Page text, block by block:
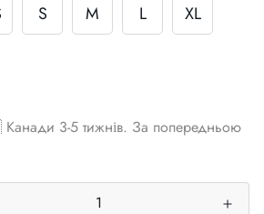
S M L XL
3-5 тижнів. За попередньою